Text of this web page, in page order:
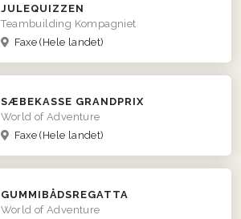
JULEQUIZZEN
Teambuilding Kompagniet
Faxe(Hele landet)
SÆBEKASSE GRANDPRIX
World of Adventure
Faxe(Hele landet)
GUMMIBÅDSREGATTA
World of Adventure